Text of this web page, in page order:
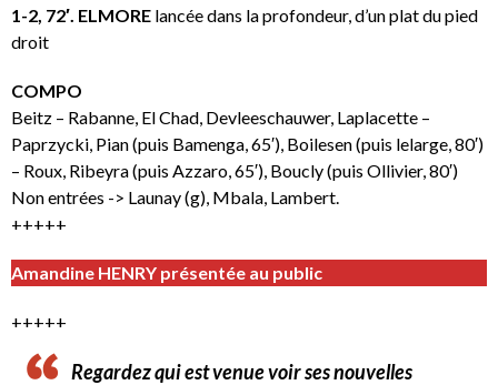
1-2, 72′. ELMORE lancée dans la profondeur, d’un plat du pied
droit
COMPO
Beitz – Rabanne, El Chad, Devleeschauwer, Laplacette –
Paprzycki, Pian (puis Bamenga, 65′), Boilesen (puis lelarge, 80′)
– Roux, Ribeyra (puis Azzaro, 65′), Boucly (puis Ollivier, 80′)
Non entrées -> Launay (g), Mbala, Lambert.
+++++
Amandine HENRY présentée au public
+++++
Regardez qui est venue voir ses nouvelles